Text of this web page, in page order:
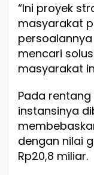
“Ini proyek
masyarakat
mencari
masyarakat
Pada rentang
instansinya
dengan nilai
Rp20,8 miliar.